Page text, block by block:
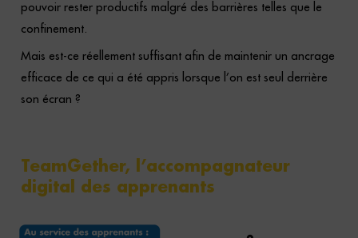
pouvoir rester productifs malgré des barrières telles que le
confinement.
Mais est-ce réellement suffisant afin de maintenir un ancrage
efficace de ce qui a été appris lorsque l’on est seul derrière
son écran ?
TeamGether, l’accompagnateur
digital des apprenants